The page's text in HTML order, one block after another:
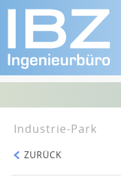
Industrie-Park
ZURÜCK